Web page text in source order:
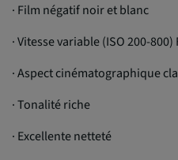
· Film négatif noir et blanc
· Vitesse variable (ISO 200-
· Aspect cinématographique
· Tonalité riche
· Excellente netteté